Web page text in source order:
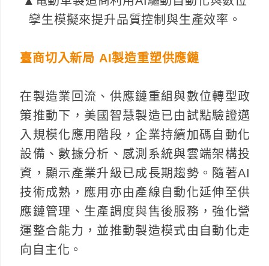
孿生模擬來提升品質控制與生產效率。
臺商切入新局 AI製造重塑供應鏈
在製造業回流、供應鏈重組與數位轉型政
策推動下，美國智慧製造已由試點驗證邁
入規模化應用階段，企業持續加碼自動化
設備、數據分析、感測系統與雲端架構投
資，顯示產業升級已成長期趨勢。隨著AI
技術成熟，應用亦由產線自動化延伸至供
應鏈管理、生產調度與售後服務，強化營
運整合能力，並推動製造模式由自動化走
向自主化。